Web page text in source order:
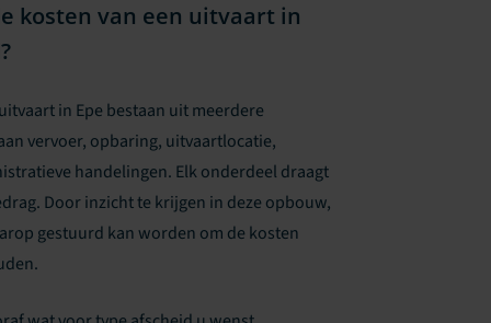
kosten van een uitvaart in
in Epe bestaan uit meerdere
vervoer, opbaring, uitvaartlocatie,
handelingen. Elk onderdeel draagt
Door inzicht te krijgen in deze opbouw,
gestuurd kan worden om de kosten